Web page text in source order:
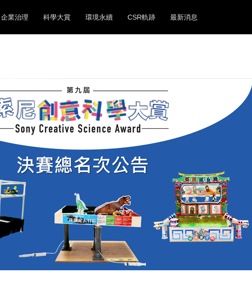
企業治理 科學大賞 環境永續 CSR軌跡 最新消息